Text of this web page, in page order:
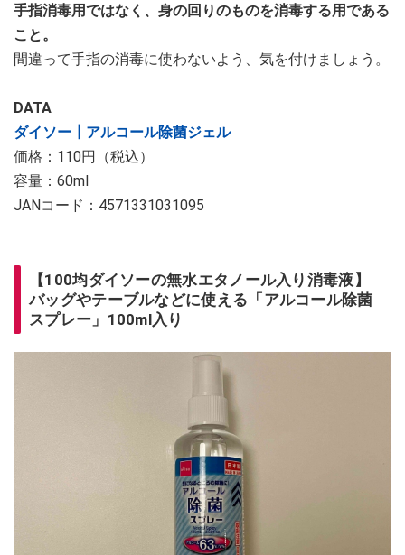
手指消毒用ではなく、身の回りのものを消毒する用である
こと。
間違って手指の消毒に使わないよう、気を付けましょう。
DATA
ダイソー┃アルコール除菌ジェル
価格：110円（税込）
容量：60ml
JANコード：4571331031095
【100均ダイソーの無水エタノール入り消毒液】
バッグやテーブルなどに使える「アルコール除菌
スプレー」100ml入り